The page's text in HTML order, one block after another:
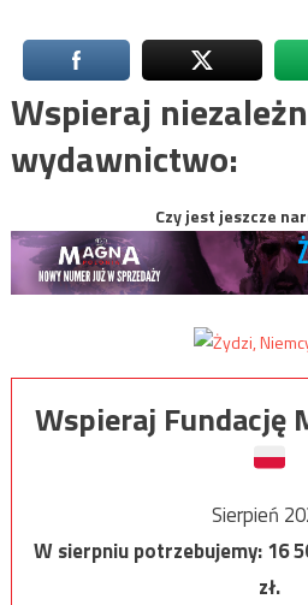
Wspieraj
wydawnictwo:
Czy jest jeszcze
Wspieraj Fundację
Sierpień
W sierpniu potrzebujemy:16
zł.